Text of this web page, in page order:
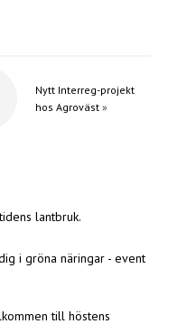
Nytt Interreg-projekt
hos Agroväst »
lantbruk.
i gröna näringar - event
till höstens